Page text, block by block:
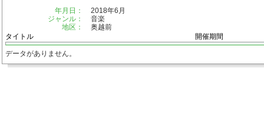
年月日：
2018年6月
ジャンル：
音楽
地区：
奥越前
タイトル
開催期間
データがありません。